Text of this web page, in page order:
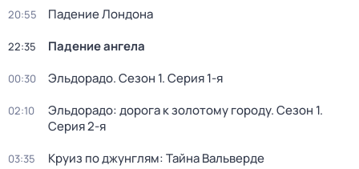
20:55 Падение Лондона
22:35 Падение ангела
00:30 Эльдорадо. Сезон 1. Серия 1-я
02:10 Эльдорадо: дорога к золотому городу. Сезон 1.
Серия 2-я
03:35 Круиз по джунглям: Тайна Вальверде